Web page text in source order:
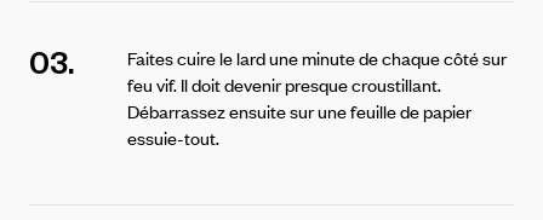
03.
Faites cuire le lard une minute de chaque côté sur
feu vif. Il doit devenir presque croustillant.
Débarrassez ensuite sur une feuille de papier
essuie-tout.